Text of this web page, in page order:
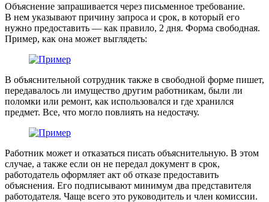
Объяснение запрашивается через письменное требование.
В нем указывают причину запроса и срок, в который его
нужно предоставить — как правило, 2 дня. Форма свободная.
Пример, как она может выглядеть:
В объяснительной сотрудник также в свободной форме пишет,
передавалось ли имущество другим работникам, были ли
поломки или ремонт, как использовался и где хранился
предмет. Все, что могло повлиять на недостачу.
Работник может и отказаться писать объяснительную. В этом
случае, а также если он не передал документ в срок,
работодатель оформляет акт об отказе предоставить
объяснения. Его подписывают минимум два представителя
работодателя. Чаще всего это руководитель и член комиссии.